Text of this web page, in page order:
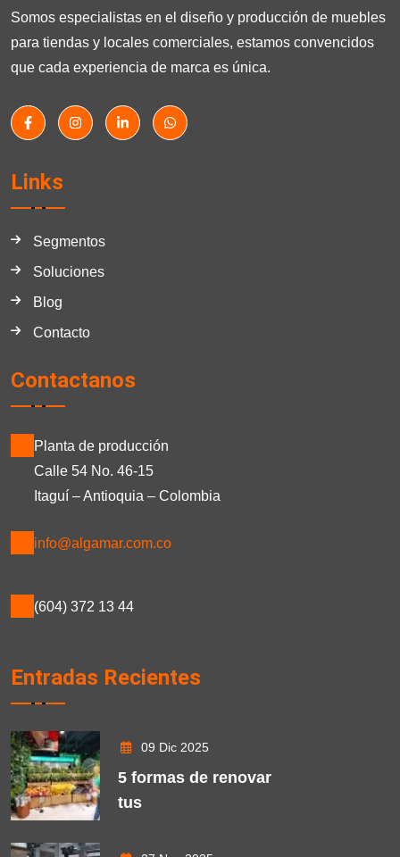
Somos especialistas en el diseño y producción de muebles
para tiendas y locales comerciales, estamos convencidos
que cada experiencia de marca es única.
Links
Segmentos
Soluciones
Blog
Contacto
Contactanos
Planta de producción
Calle 54 No. 46-15
Itaguí – Antioquia – Colombia
info@algamar.com.co
(604) 372 13 44
Entradas Recientes
09 Dic 2025
5 formas de renovar
tus